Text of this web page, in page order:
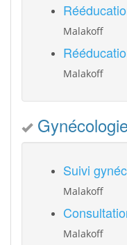
Malakoff
Malakoff
Suivi
Malakoff
Malakoff